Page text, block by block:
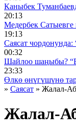
Каныбек
20:13
Медербек Сатыевге
19:13
Саясат чордонунда:
00:32
Шайлоо шаңыбы?
23:33
Өлкө өнүгүшүнө
» Саясат » Жалал-
Жалал-